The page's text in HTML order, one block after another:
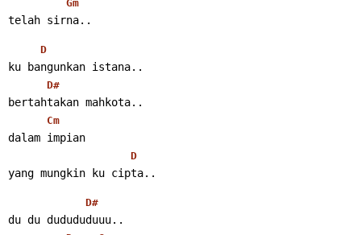
Gm
telah sirna..
D
ku bangunkan istana..
D#
bertahtakan mahkota..
Cm
dalam impian
D
yang mungkin ku cipta..
D#
du du dudududuuu..